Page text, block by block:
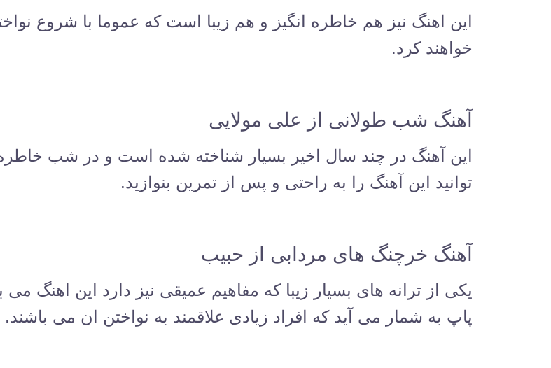
این اهنگ نیز هم خاطره انگیز و هم زیبا است که عموما با شروع
خواهند کرد.
آهنگ شب طولانی از علی مولایی
این آهنگ در چند سال اخیر بسیار شناخته شده است و در شب
توانید این آهنگ را به راحتی و پس از تمرین بنوازید.
آهنگ خرچنگ های مردابی از حبیب
یکی از ترانه های بسیار زیبا که مفاهیم عمیقی نیز دارد این اهنگ
پاپ به شمار می آید که افراد زیادی علاقمند به نواختن ان می باشند.